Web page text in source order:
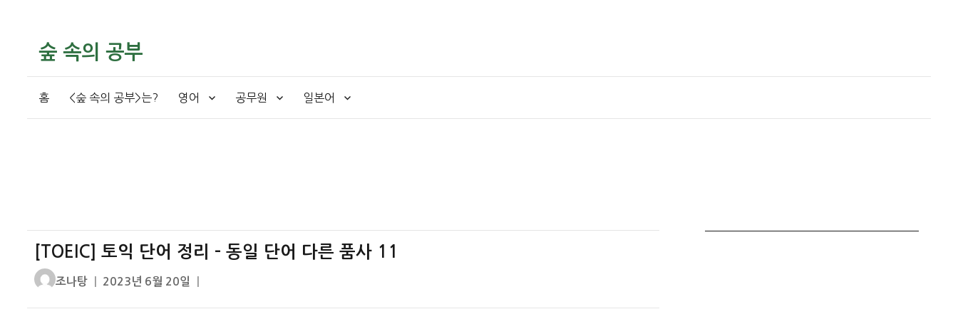
숲 속의 공부
홈 <숲 속의 공부>는? 영어 공무원 일본어
[TOEIC] 토익 단어 정리 – 동일 단어 다른 품사 11
글
조나탕
작
2023년 6월 20일